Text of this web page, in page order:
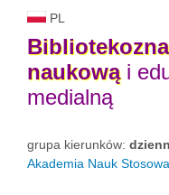
PL
naukowąi
medialną
grupa kierunków:
Akademia Nauk